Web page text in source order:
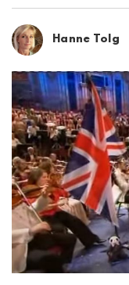
Hanne Tolg